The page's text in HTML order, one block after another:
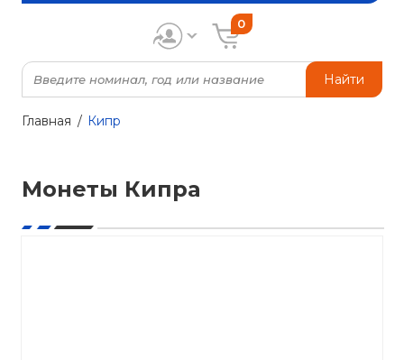
Найти
0
Главная Кипр
Монеты Кипра